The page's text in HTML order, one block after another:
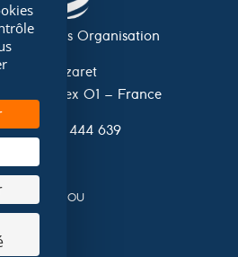
Pavois Organisation
du Lazaret
Cedex 01 – France
(0)546 444 639
by NIOU